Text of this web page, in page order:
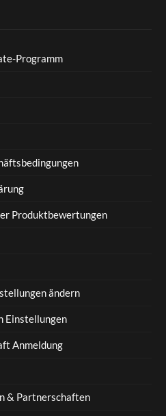
Programm
Produktbewertungen
ändern
Einstellungen
Anmeldung
& Partnerschaften